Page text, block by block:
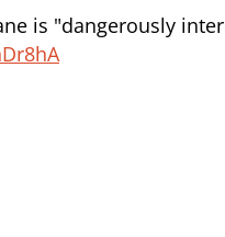
is "dangerously